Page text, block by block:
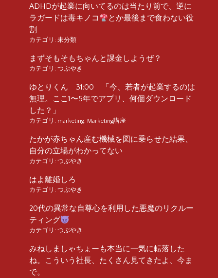
ADHDが起業に向いてるのは当たり前で、逆に
ラガードは毒キノコ
とか最後まで食わない役
割
カテゴリ: 未分類
まずそもそもちゃんと課金しようぜ？
カテゴリ: つぶやき
ゆとりくん 31:00 「今、若者が起業するのは
無理。ここ1〜5年でアプリ、何個ダウンロード
した？」
カテゴリ: marketing, Marketing講座
たかが赤ちゃん産む機械を図に乗らせた結果、
自分の立場がわかってない
カテゴリ: つぶやき
はよ離婚しろ
カテゴリ: つぶやき
20代の異常な自尊心を利用した悪魔のリクルー
ティング
カテゴリ: つぶやき
みねしましゃちょーも本当に一気に転落した
ね。こういう社長、たくさん見てきたよ、今ま
で。